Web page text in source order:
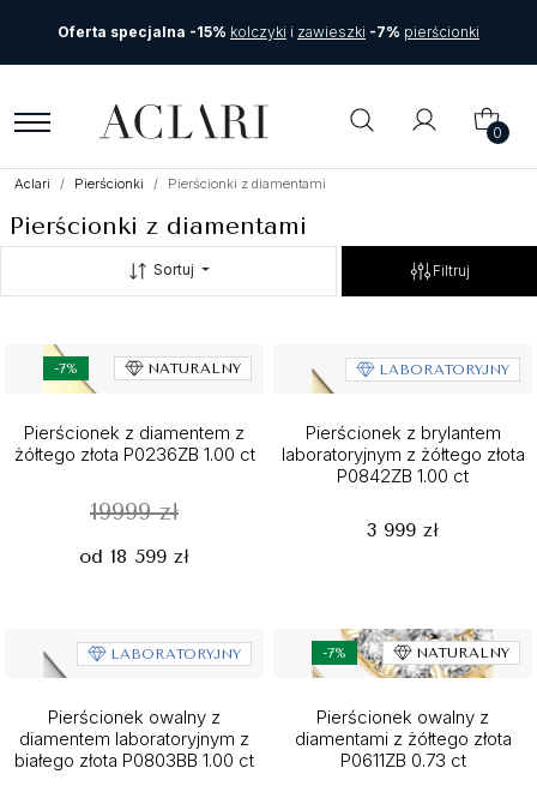
Oferta specjalna -15% kolczyki i zawieszki -7% pierścionki
0
Aclari Pierścionki Pierścionki z diamentami
Pierścionki z diamentami
Sortuj Filtruj
-7% NATURALNY
Pierścionek z diamentem z
żółtego złota P0236ZB 1.00 ct
19999 zł
od 18 599 zł
LABORATORYJNY
Pierścionek z brylantem
laboratoryjnym z żółtego złota
P0842ZB 1.00 ct
3 999 zł
LABORATORYJNY
Pierścionek owalny z
diamentem laboratoryjnym z
białego złota P0803BB 1.00 ct
-7% NATURALNY
Pierścionek owalny z
diamentami z żółtego złota
P0611ZB 0.73 ct